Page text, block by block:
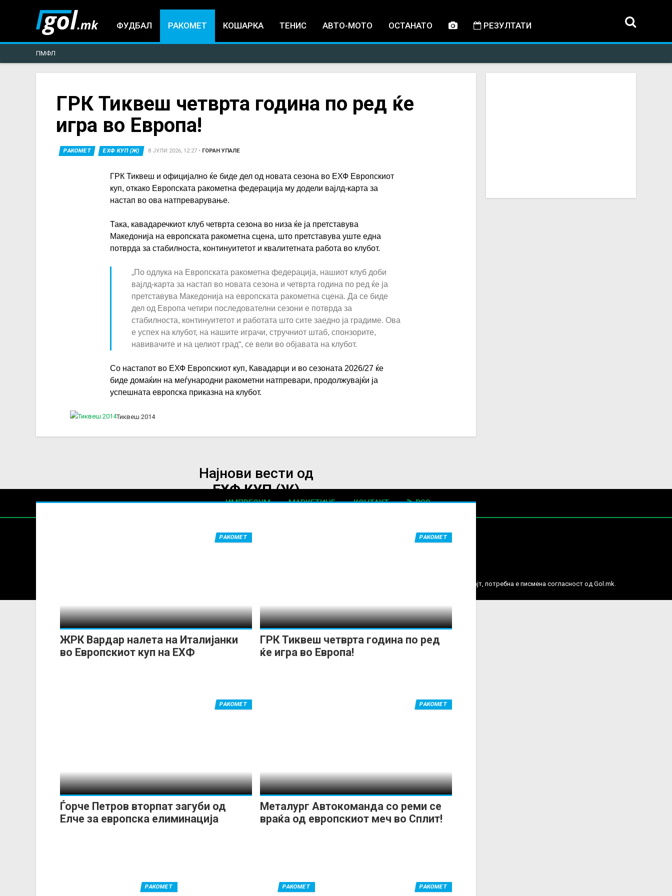
ФУДБАЛ РАКОМЕТ КОШАРКА ТЕНИС АВТО-МОТО ОСТАНАТО РЕЗУЛТАТИ
ПМФЛ
here
ГРК Тиквеш четврта година по ред ќе
игра во Европа!
РАКОМЕТ ЕХФ КУП (Ж) 8 ЈУЛИ 2026, 12:27• ГОРАН УПАЛЕ
ГРК Тиквеш и официјално ќе биде дел од новата сезона во ЕХФ Европскиот
куп, откако Европската ракометна федерација му додели вајлд-карта за
настап во ова натпреварување.
Така, кавадаречкиот клуб четврта сезона во низа ќе ја претставува
Македонија на европската ракометна сцена, што претставува уште една
потврда за стабилноста, континуитетот и квалитетната работа во клубот.
„По одлука на Европската ракометна федерација, нашиот клуб доби
вајлд-карта за настап во новата сезона и четврта година по ред ќе ја
претставува Македонија на европската ракометна сцена. Да се биде
дел од Европа четири последователни сезони е потврда за
стабилноста, континуитетот и работата што сите заедно ја градиме. Ова
е успех на клубот, на нашите играчи, стручниот штаб, спонзорите,
навивачите и на целиот град“, се вели во објавата на клубот.
Со настапот во ЕХФ Европскиот куп, Кавадарци и во сезоната 2026/27 ќе
биде домаќин на меѓународни ракометни натпревари, продолжувајќи ја
успешната европска приказна на клубот.
Тиквеш 2014
Најнови вести од
ЕХФ КУП (Ж)
ЖРК Вардар налета на Италијанки
во Европскиот куп на ЕХФ
РАКОМЕТ
ГРК Тиквеш четврта година по ред
ќе игра во Европа!
РАКОМЕТ
Ѓорче Петров вторпат загуби од
Елче за европска елиминација
РАКОМЕТ
Металург Автокоманда со реми се
враќа од европскиот меч во Сплит!
РАКОМЕТ
РАКОМЕТ РАКОМЕТ РАКОМЕТ
ИМПРЕСУМ МАРКЕТИНГ КОНТАКТ RSS
За секоја форма на распространување, репродукција или комерцијална употреба на текстови, фотографии или податоци од овој веб сајт, потребна е писмена согласност од Gol.mk.